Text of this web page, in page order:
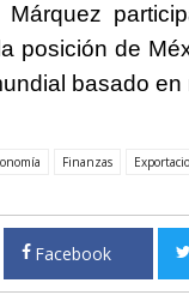
Márquez
posición de
basado en
Finanzas
Facebook